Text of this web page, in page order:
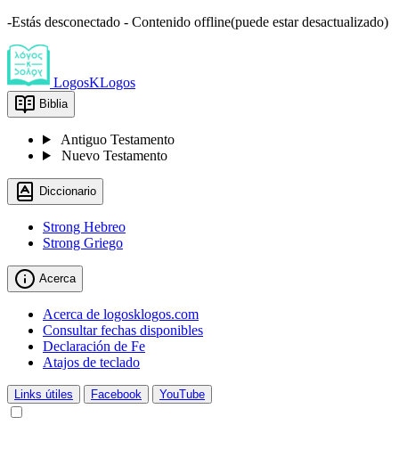
-Estás desconectado - Contenido offline(puede estar desactualizado)
LogosKLogos
Biblia
Antiguo Testamento
Nuevo Testamento
Diccionario
Strong Hebreo
Strong Griego
Acerca
Acerca de logosklogos.com
Consultar fechas disponibles
Declaración de Fe
Atajos de teclado
Links útiles Facebook YouTube